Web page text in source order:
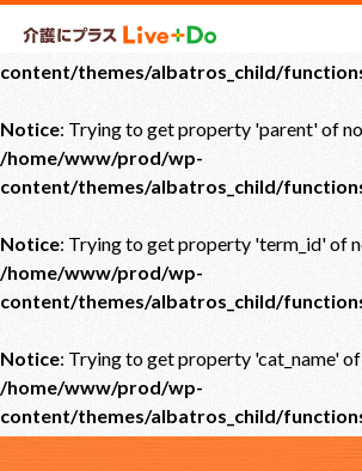
Notice: Undefined offset: 0 in
content/themes/albatros_child/
Notice: Trying to get property 'parent' of
/home/www/prod/wp-
content/themes/albatros_child/
Notice: Trying to get property 'term_id' of
/home/www/prod/wp-
content/themes/albatros_child/
Notice: Trying to get property 'cat_name'
/home/www/prod/wp-
content/themes/albatros_child/